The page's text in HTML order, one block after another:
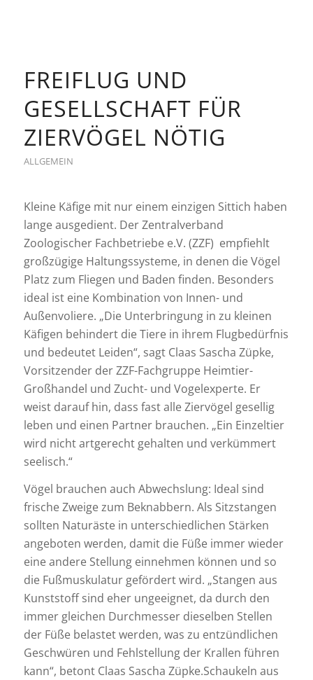
FREIFLUG UND
GESELLSCHAFT FÜR
ZIERVÖGEL NÖTIG
ALLGEMEIN
Kleine Käfige mit nur einem einzigen Sittich haben
lange ausgedient. Der Zentralverband
Zoologischer Fachbetriebe e.V. (ZZF) empfiehlt
großzügige Haltungssysteme, in denen die Vögel
Platz zum Fliegen und Baden finden. Besonders
ideal ist eine Kombination von Innen- und
Außenvoliere. „Die Unterbringung in zu kleinen
Käfigen behindert die Tiere in ihrem Flugbedürfnis
und bedeutet Leiden“, sagt Claas Sascha Züpke,
Vorsitzender der ZZF-Fachgruppe Heimtier-
Großhandel und Zucht- und Vogelexperte. Er
weist darauf hin, dass fast alle Ziervögel gesellig
leben und einen Partner brauchen. „Ein Einzeltier
wird nicht artgerecht gehalten und verkümmert
seelisch.“
Vögel brauchen auch Abwechslung: Ideal sind
frische Zweige zum Beknabbern. Als Sitzstangen
sollten Naturäste in unterschiedlichen Stärken
angeboten werden, damit die Füße immer wieder
eine andere Stellung einnehmen können und so
die Fußmuskulatur gefördert wird. „Stangen aus
Kunststoff sind eher ungeeignet, da durch den
immer gleichen Durchmesser dieselben Stellen
der Füße belastet werden, was zu entzündlichen
Geschwüren und Fehlstellung der Krallen führen
kann“, betont Claas Sascha Züpke.Schaukeln aus